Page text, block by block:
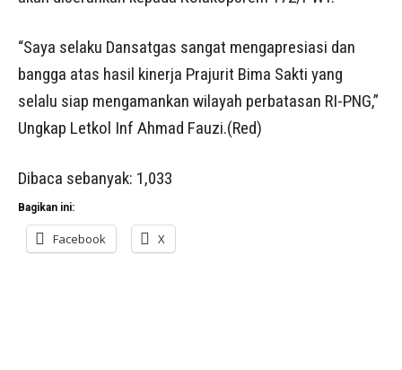
“Saya selaku Dansatgas sangat mengapresiasi dan
bangga atas hasil kinerja Prajurit Bima Sakti yang
selalu siap mengamankan wilayah perbatasan RI-PNG,”
Ungkap Letkol Inf Ahmad Fauzi.(Red)
Dibaca sebanyak: 1,033
Bagikan ini:
Facebook X